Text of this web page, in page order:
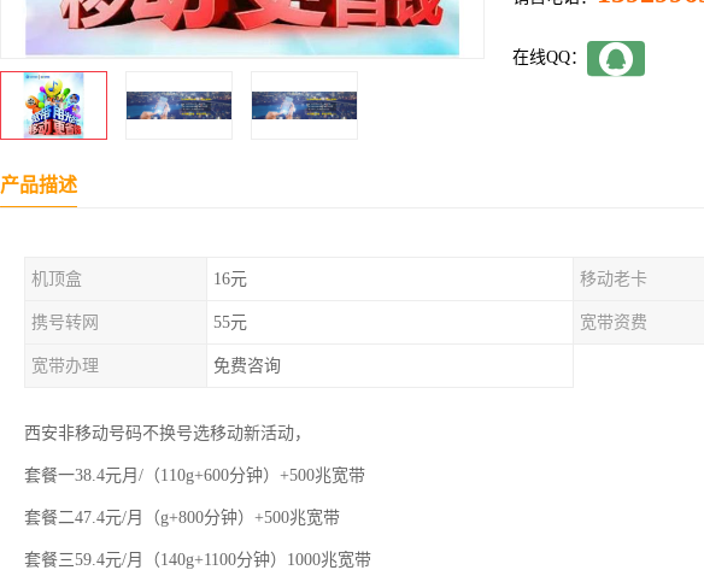
在线QQ：
产品描述
机顶盒 16元 移动老卡
携号转网 55元 宽带资费
宽带办理 免费咨询
西安非移动号码不换号选移动新活动，
套餐一38.4元月/（110g+600分钟）+500兆宽带
套餐二47.4元/月（g+800分钟）+500兆宽带
套餐三59.4元/月（140g+1100分钟）1000兆宽带